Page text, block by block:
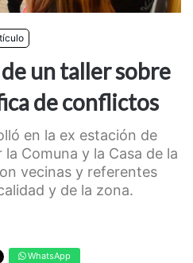
un taller sobre
de conflictos
en la ex estación de
Comuna y la Casa de la
vecinas y referentes
y de la zona.
WhatsApp